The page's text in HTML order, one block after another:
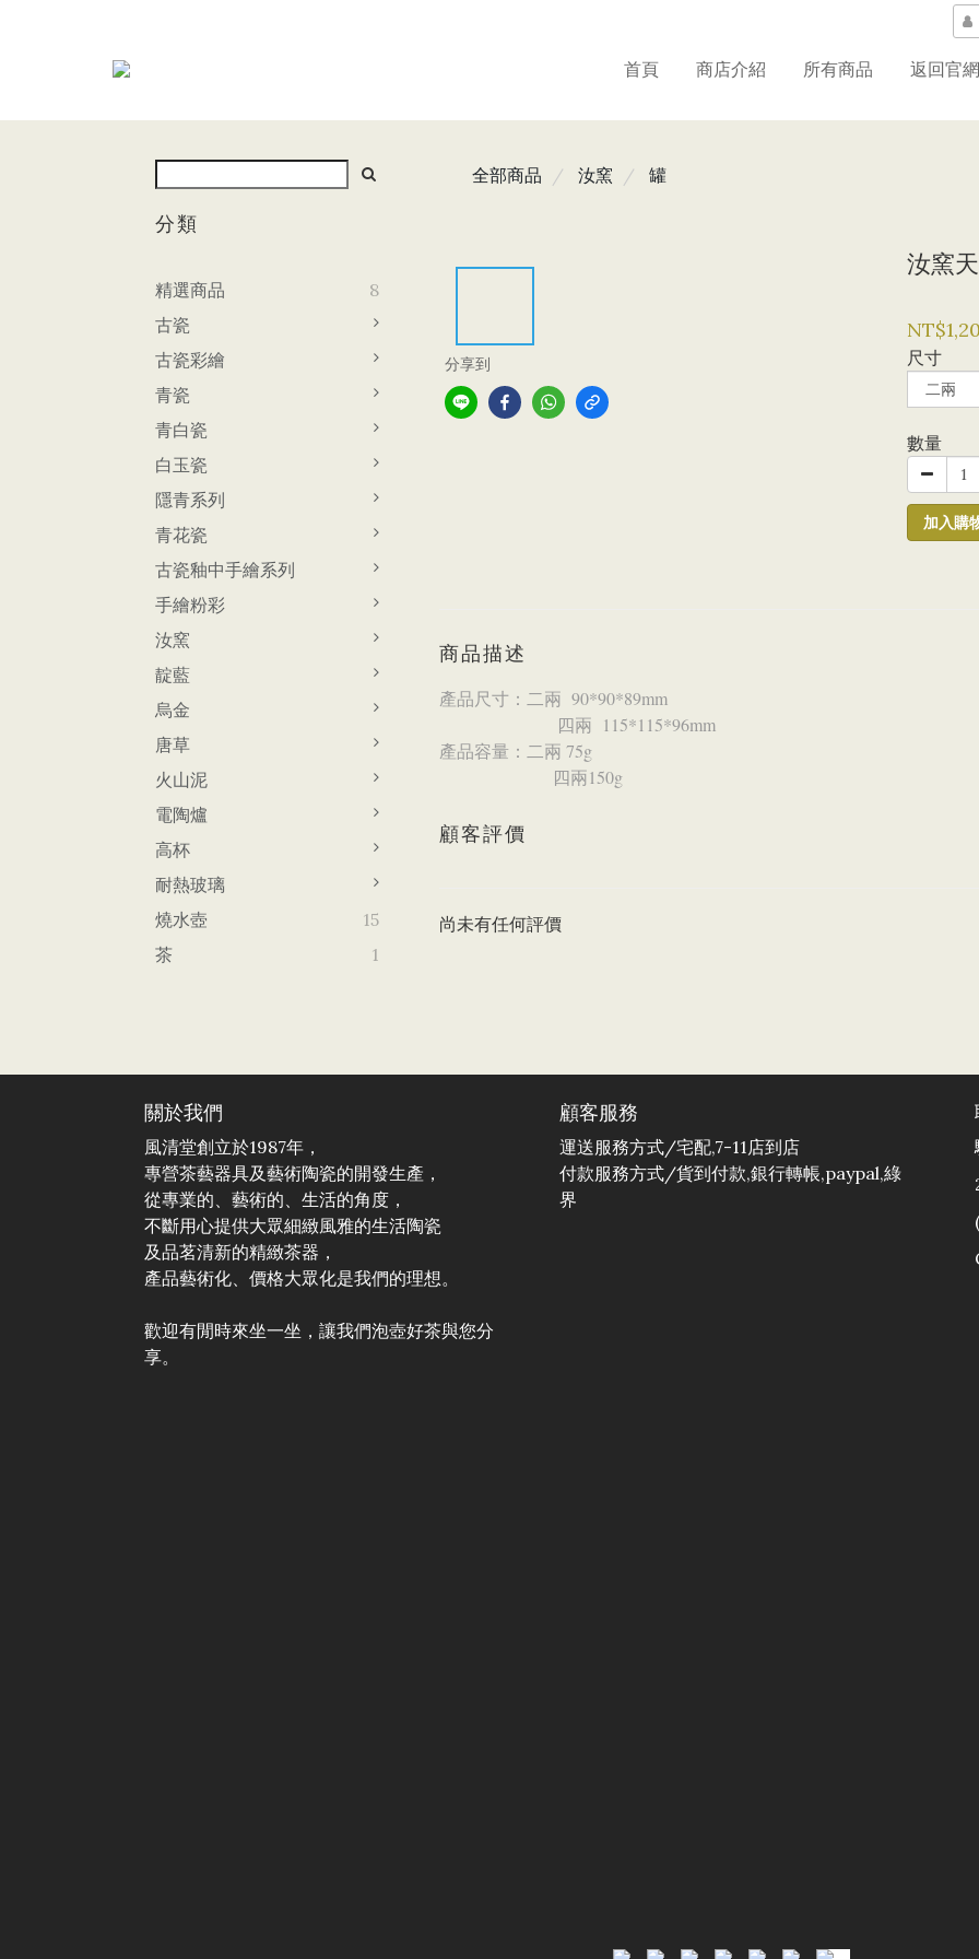
首頁 商店介紹 所有商品 返回官網
分類
精選商品
8
古瓷
古瓷彩繪
青瓷
青白瓷
白玉瓷
隱青系列
青花瓷
古瓷釉中手繪系列
手繪粉彩
汝窯
靛藍
烏金
唐草
火山泥
電陶爐
高杯
耐熱玻璃
燒水壺
15
茶
1
全部商品 汝窯 罐
分享到
汝窯
尺寸
數量
加入購
商品描述
產品尺寸：二兩 90*90*89mm
四兩 115*115*96mm
產品容量：二兩 75g
四兩150g
顧客評價
尚未有任何評價
關於我們
風清堂創立於1987年，
專營茶藝器具及藝術陶瓷的開發生產，
從專業的、藝術的、生活的角度，
不斷用心提供大眾細緻風雅的生活陶瓷
及品茗清新的精緻茶器，
產品藝術化、價格大眾化是我們的理想。
歡迎有閒時來坐一坐，讓我們泡壺好茶與您分
享。
顧客服務
運送服務方式/宅配,7-11店到店
付款服務方式/貨到付款,銀行轉帳,paypal,綠
界